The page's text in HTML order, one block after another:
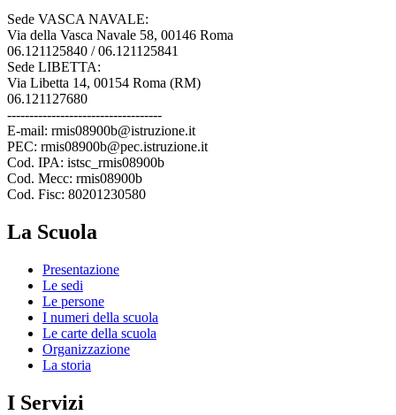
Sede VASCA NAVALE:
Via della Vasca Navale 58, 00146 Roma
06.121125840 / 06.121125841
Sede LIBETTA:
Via Libetta 14, 00154 Roma (RM)
06.121127680
-----------------------------------
E-mail: rmis08900b@istruzione.it
PEC: rmis08900b@pec.istruzione.it
Cod. IPA: istsc_rmis08900b
Cod. Mecc: rmis08900b
Cod. Fisc: 80201230580
La Scuola
Presentazione
Le sedi
Le persone
I numeri della scuola
Le carte della scuola
Organizzazione
La storia
I Servizi